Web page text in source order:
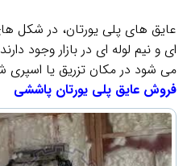
عایق های پلی یورتان، در شکل
ای و نیم لوله ای در بازار وجود
می شود در مکان تزریق یا اسپری
فروش عایق پلی یورتان پاششی